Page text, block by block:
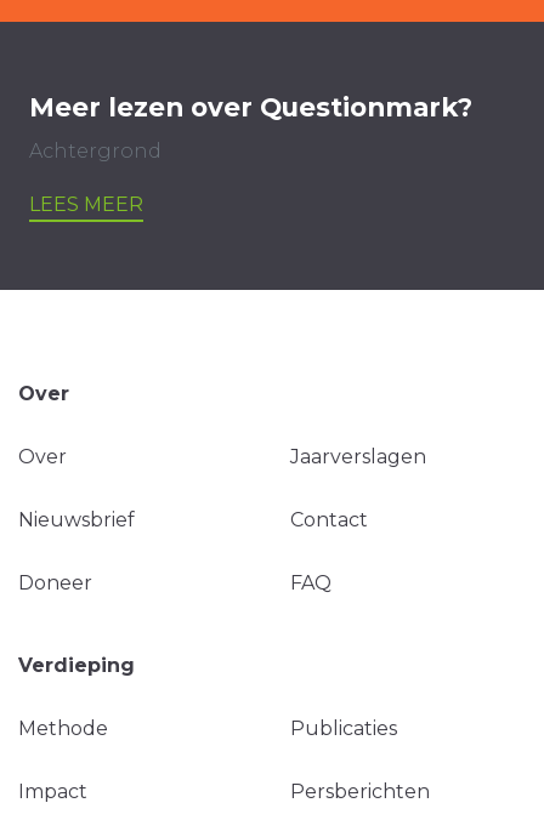
Meer lezen over Questionmark?
Achtergrond
LEES MEER
Over
Over Jaarverslagen
Nieuwsbrief Contact
Doneer FAQ
Verdieping
Methode Publicaties
Impact Persberichten